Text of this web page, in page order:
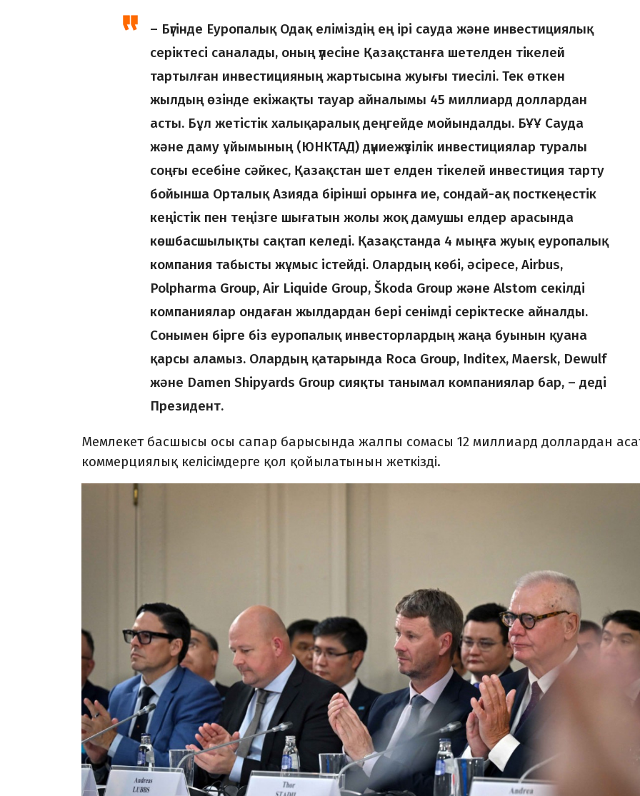
– Бүгінде Еуропалық Одақ еліміздің ең ірі сауда және инвестициялық
серіктесі саналады, оның үлесіне Қазақстанға шетелден тікелей
тартылған инвестицияның жартысына жуығы тиесілі. Тек өткен
жылдың өзінде екіжақты тауар айналымы 45 миллиард доллардан
асты. Бұл жетістік халықаралық деңгейде мойындалды. БҰҰ Сауда
және даму ұйымының (ЮНКТАД) дүниежүзілік инвестициялар туралы
соңғы есебіне сәйкес, Қазақстан шет елден тікелей инвестиция тарту
бойынша Орталық Азияда бірінші орынға ие, сондай-ақ посткеңестік
кеңістік пен теңізге шығатын жолы жоқ дамушы елдер арасында
көшбасшылықты сақтап келеді. Қазақстанда 4 мыңға жуық еуропалық
компания табысты жұмыс істейді. Олардың көбі, әсіресе, Airbus,
Polpharma Group, Air Liquide Group, Škoda Group және Alstom секілді
компаниялар ондаған жылдардан бері сенімді серіктеске айналды.
Сонымен бірге біз еуропалық инвесторлардың жаңа буынын қуана
қарсы аламыз. Олардың қатарында Roca Group, Inditex, Maersk, Dewulf
және Damen Shipyards Group сияқты танымал компаниялар бар, – деді
Президент.
Мемлекет басшысы осы сапар барысында жалпы сомасы 12 миллиард доллардан
коммерциялық келісімдерге қол қойылатынын жеткізді.